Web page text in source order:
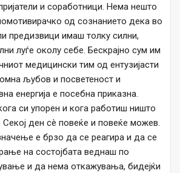
и соработници. Нема нешто
од сознанието дека во
предизвици имаш толку силни,
луѓе околу себе. Бескрајно сум им
медицински тим од ентузијасти
љубов и посветеност и
енергија е посебна приказна.
си упорен и кога работиш ништо
ден сè повеќе и повеќе можев.
е брзо да се реагира и да се
на состојбата веднаш по
и да нема откажувања, бидејќи